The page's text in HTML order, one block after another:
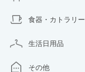
食器・カトラリー
生活日用品
その他